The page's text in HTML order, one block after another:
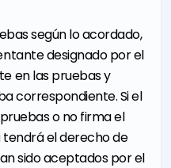
según lo acordado,
designado por el
en las pruebas y
correspondiente. Si el
o no firma el
el derecho de
sido aceptados por el